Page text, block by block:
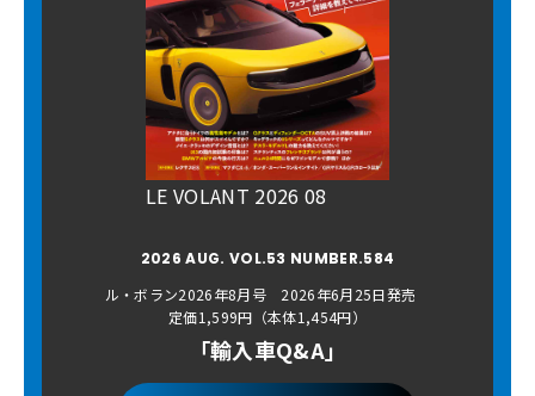
LE VOLANT 2026 08
2026 AUG. VOL.53 NUMBER.584
ル・ボラン2026年8月号 2026年6月25日発売
定価1,599円（本体1,454円）
「輸入車Q&A」